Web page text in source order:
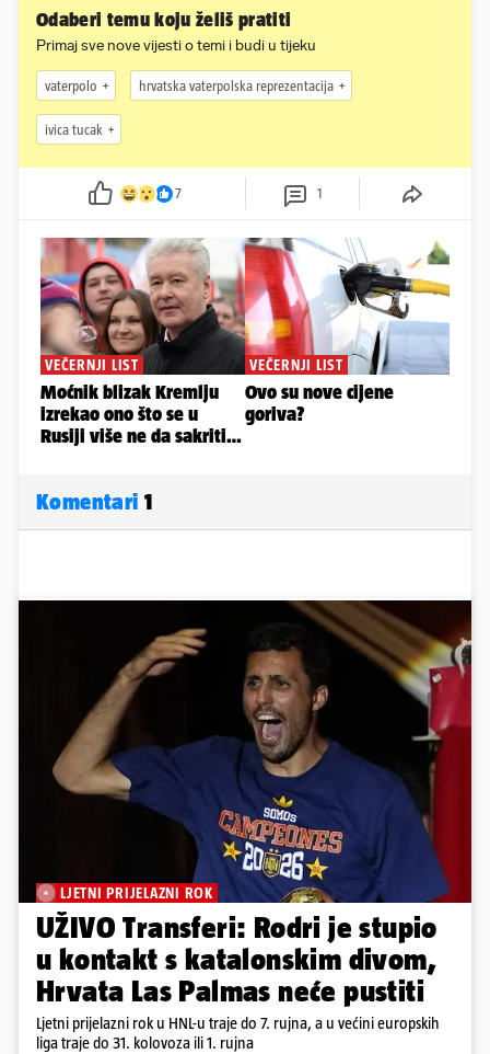
Odaberi temu koju želiš pratiti
Primaj sve nove vijesti o temi i budi u tijeku
vaterpolo hrvatska vaterpolska reprezentacija
ivica tucak
7 1
Komentari 1
LJETNI PRIJELAZNI ROK
UŽIVO Transferi: Rodri je stupio
u kontakt s katalonskim divom,
Hrvata Las Palmas neće pustiti
Ljetni prijelazni rok u HNL-u traje do 7. rujna, a u većini europskih
liga traje do 31. kolovoza ili 1. rujna